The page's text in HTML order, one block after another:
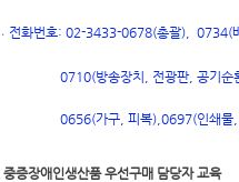
ㆍ 전화번호: 02-3433-0678(총괄), 0734(
0710(방송장치, 전광판, 공기순
0656(가구, 피복), 0697(인쇄물
중증장애인생산품 우선구매 담당자 교육